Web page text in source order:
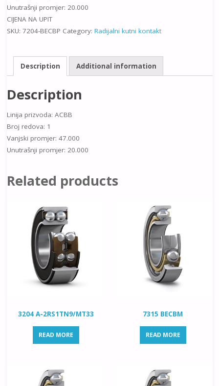
Unutrašnji promjer: 20.000
CIJENA NA UPIT
SKU: 7204-BECBP Category: Radijalni kutni kontakt
Description Additional information
Description
Linija prizvoda: ACBB
Broj redova: 1
Vanjski promjer: 47.000
Unutrašnji promjer: 20.000
Related products
3204 A-2RS1TN9/MT33
READ MORE
7315 BECBM
READ MORE